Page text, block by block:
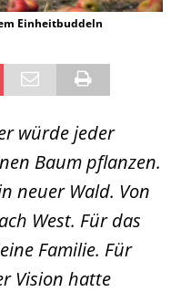
Einheitbuddeln
würde jeder
Baum pflanzen.
neuer Wald. Von
West. Für das
Familie. Für
Vision hatte